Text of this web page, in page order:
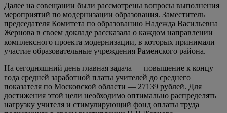
Далее на совещании были рассмотрены вопросы выполнения
мероприятий по модернизации образования. Заместитель
председателя Комитета по образованию Надежда Васильевна
Жернова в своем докладе рассказала о каждом направлении
комплексного проекта модернизации, в которых принимали
участие образовательные учреждения Раменского района.
На сегодняшний день главная задача — повышение к концу
года средней заработной платы учителей до среднего
показателя по Московской области — 27139 рублей. Для
достижения этой цели необходимо оптимально распределять
нагрузку учителя и стимулирующий фонд оплаты труда